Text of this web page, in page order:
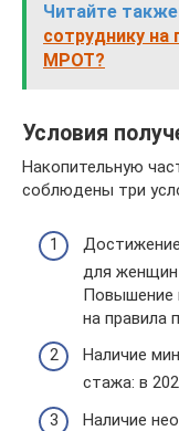
Читайте
сотруднику на
МРОТ?
Условия
Накопительную
соблюдены три
для женщин
Повышение
на правила
Наличие
стажа: в
Наличие